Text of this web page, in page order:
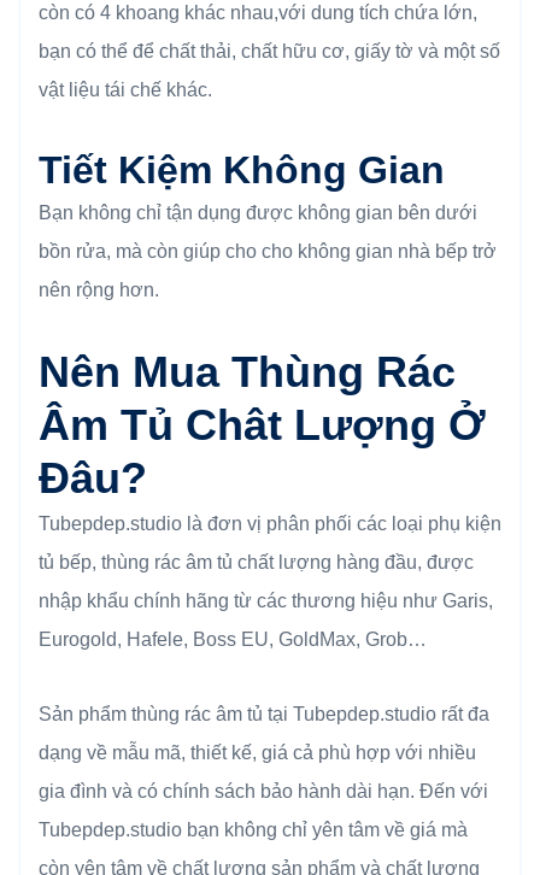
còn có 4 khoang khác nhau,với dung tích chứa lớn,
bạn có thể để chất thải, chất hữu cơ, giấy tờ và một số
vật liệu tái chế khác.
Tiết Kiệm Không Gian
Bạn không chỉ tận dụng được không gian bên dưới
bồn rửa, mà còn giúp cho cho không gian nhà bếp trở
nên rộng hơn.
Nên Mua Thùng Rác
Âm Tủ Chât Lượng Ở
Đâu?
Tubepdep.studio là đơn vị phân phối các loại phụ kiện
tủ bếp, thùng rác âm tủ chất lượng hàng đầu, được
nhập khẩu chính hãng từ các thương hiệu như Garis,
Eurogold, Hafele, Boss EU, GoldMax, Grob…
Sản phẩm thùng rác âm tủ tại Tubepdep.studio rất đa
dạng về mẫu mã, thiết kế, giá cả phù hợp với nhiều
gia đình và có chính sách bảo hành dài hạn. Đến với
Tubepdep.studio bạn không chỉ yên tâm về giá mà
còn yên tâm về chất lượng sản phẩm và chất lượng